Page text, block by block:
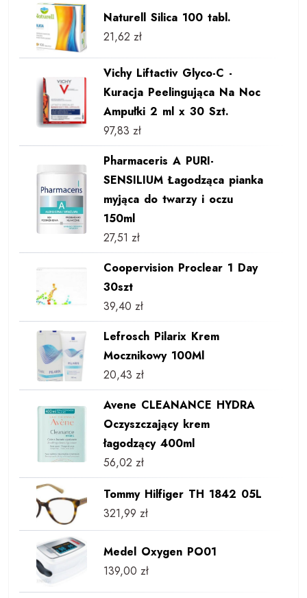
Naturell Silica 100 tabl.
21,62 zł
Vichy Liftactiv Glyco-C -
Kuracja Peelingująca Na Noc
Ampułki 2 ml x 30 Szt.
97,83 zł
Pharmaceris A PURI-
SENSILIUM Łagodząca pianka
myjąca do twarzy i oczu
150ml
27,51 zł
Coopervision Proclear 1 Day
30szt
39,40 zł
Lefrosch Pilarix Krem
Mocznikowy 100Ml
20,43 zł
Avene CLEANANCE HYDRA
Oczyszczający krem
łagodzący 400ml
56,02 zł
Tommy Hilfiger TH 1842 05L
321,99 zł
Medel Oxygen PO01
139,00 zł